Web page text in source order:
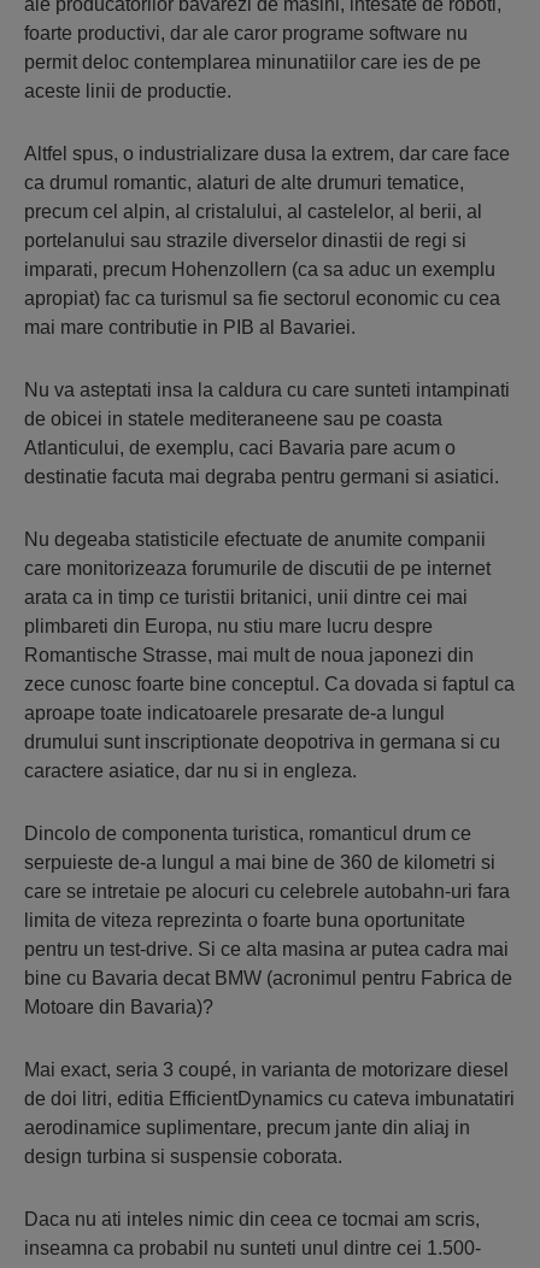
ale producatorilor bavarezi de masini, intesate de roboti,
foarte productivi, dar ale caror programe software nu
permit deloc contemplarea minunatiilor care ies de pe
aceste linii de productie.
Altfel spus, o industrializare dusa la extrem, dar care face
ca drumul romantic, alaturi de alte drumuri tematice,
precum cel alpin, al cristalului, al castelelor, al berii, al
portelanului sau strazile diverselor dinastii de regi si
imparati, precum Hohenzollern (ca sa aduc un exemplu
apropiat) fac ca turismul sa fie sectorul economic cu cea
mai mare contributie in PIB al Bavariei.
Nu va asteptati insa la caldura cu care sunteti intampinati
de obicei in statele mediteraneene sau pe coasta
Atlanticului, de exemplu, caci Bavaria pare acum o
destinatie facuta mai degraba pentru germani si asiatici.
Nu degeaba statisticile efectuate de anumite companii
care monitorizeaza forumurile de discutii de pe internet
arata ca in timp ce turistii britanici, unii dintre cei mai
plimbareti din Europa, nu stiu mare lucru despre
Romantische Strasse, mai mult de noua japonezi din
zece cunosc foarte bine conceptul. Ca dovada si faptul ca
aproape toate indicatoarele presarate de-a lungul
drumului sunt inscriptionate deopotriva in germana si cu
caractere asiatice, dar nu si in engleza.
Dincolo de componenta turistica, romanticul drum ce
serpuieste de-a lungul a mai bine de 360 de kilometri si
care se intretaie pe alocuri cu celebrele autobahn-uri fara
limita de viteza reprezinta o foarte buna oportunitate
pentru un test-drive. Si ce alta masina ar putea cadra mai
bine cu Bavaria decat BMW (acronimul pentru Fabrica de
Motoare din Bavaria)?
Mai exact, seria 3 coupé, in varianta de motorizare diesel
de doi litri, editia EfficientDynamics cu cateva imbunatatiri
aerodinamice suplimentare, precum jante din aliaj in
design turbina si suspensie coborata.
Daca nu ati inteles nimic din ceea ce tocmai am scris,
inseamna ca probabil nu sunteti unul dintre cei 1.500-